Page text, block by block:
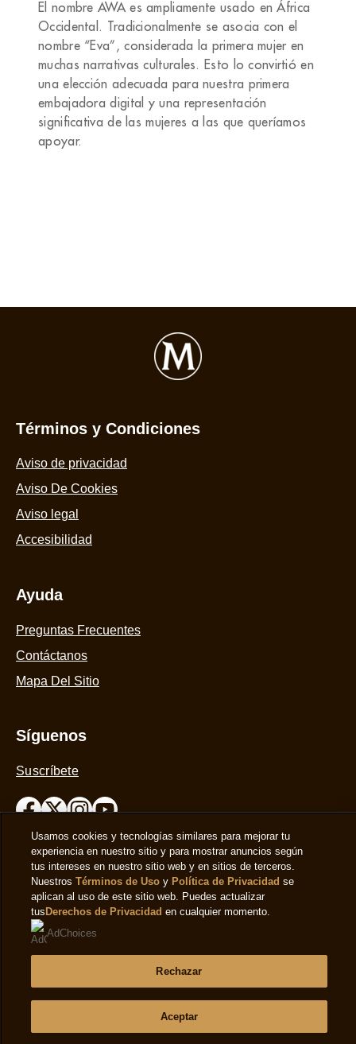
El nombre AWA es ampliamente usado en África
Occidental. Tradicionalmente se asocia con el
nombre “Eva”, considerada la primera mujer en
muchas narrativas culturales. Esto lo convirtió en
una elección adecuada para nuestra primera
embajadora digital y una representación
significativa de las mujeres a las que queríamos
apoyar.
Términos y Condiciones
Aviso de privacidad
Aviso De Cookies
Aviso legal
Accesibilidad
Ayuda
Preguntas Frecuentes
Contáctanos
Mapa Del Sitio
Síguenos
Suscríbete
Ubicación
España Cambiar la localización
© 2026 Copyright The Magnum Ice Cream Company.
Usamos cookies y tecnologías similares para mejorar tu
experiencia en nuestro sitio y para mostrar anuncios según
tus intereses en nuestro sitio web y en sitios de terceros.
Nuestros Términos de Usoy Política de Privacidad se
aplican al uso de este sitio web. Puedes actualizar
tus Derechos de Privacidad en cualquier momento.
AdChoices
Rechazar
Aceptar